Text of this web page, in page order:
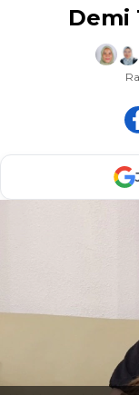
Demi